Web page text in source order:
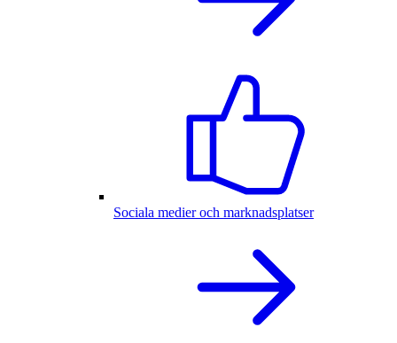
Sociala medier och marknadsplatser